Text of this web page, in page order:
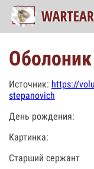
Оболоник
Источник: https://
stepanovich
День рождения:
Картинка:
Старший сержант